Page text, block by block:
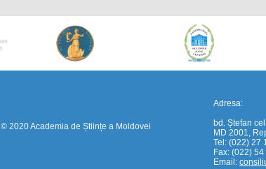
© 2020 Academia de Științe a Moldovei
Adresa:
bd. Ștefan
MD 2001,
Tel: (022) 27
Fax: (022) 54
Email: